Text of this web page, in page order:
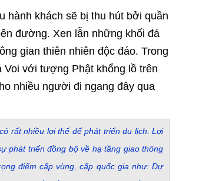
hành khách sẽ bị thu hút bởi quần
đường. Xen lẫn những khối đá
gian thiên nhiên độc đáo. Trong
với tượng Phật khổng lồ trên
nhiều người đi ngang đây qua
rất nhiều lợi thế để phát triển du lịch. Lợi
phát triển đồng bộ về hạ tầng giao thông
điểm cấp vùng, cấp quốc gia như: Dự